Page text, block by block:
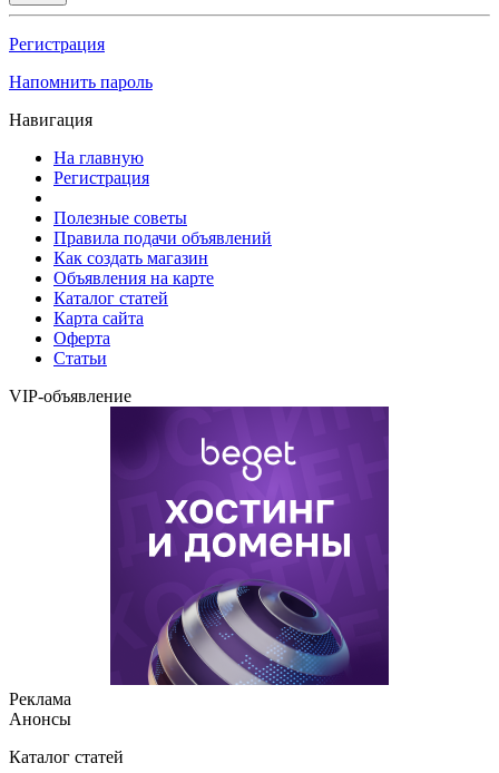
Регистрация
Напомнить пароль
Навигация
На главную
Регистрация
Полезные советы
Правила подачи объявлений
Как создать магазин
Объявления на карте
Каталог статей
Карта сайта
Оферта
Статьи
VIP-объявление
Реклама
Анонсы
Каталог статей